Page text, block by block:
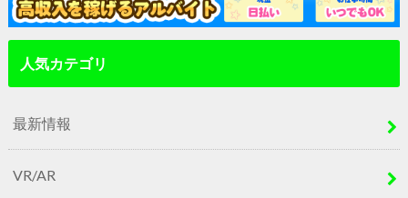
人気カテゴリ
最新情報
VR/AR